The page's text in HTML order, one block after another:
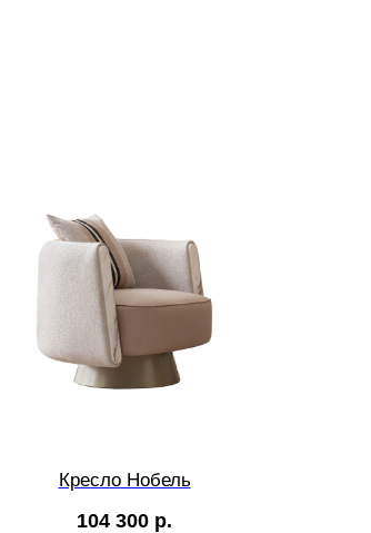
Кресло Нобель
104 300 р.